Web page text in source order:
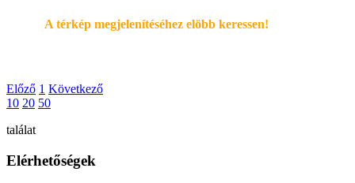
A térkép megjelenítéséhez elöbb keressen!
Előző 1 Következő
10 20 50
találat
Elérhetőségek